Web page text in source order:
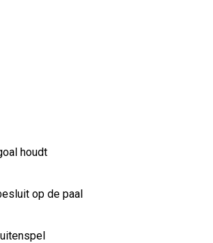
houdt
op de paal